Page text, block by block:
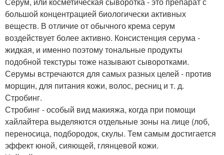
большой концентрацией биологически активных
веществ. В отличие от обычного крема серум
воздействует более активно. Консистенция серума -
жидкая, и именно поэтому тональные продукты
подобной текстуры тоже называют сыворотками.
Серумы встречаются для самых разных целей - против
морщин, для питания кожи, волос, ресниц и т. д.
Стробинг.
Стробинг - особый вид макияжа, когда при помощи
хайлайтера выделяются отдельные зоны на лице (лоб,
переносица, подбородок, скулы. Тем самым достигается
эффект юной, сияющей, глянцевой кожи.